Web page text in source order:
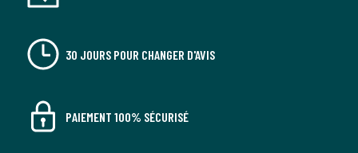
30 JOURS POUR CHANGER D'AVIS
PAIEMENT 100% SÉCURISÉ